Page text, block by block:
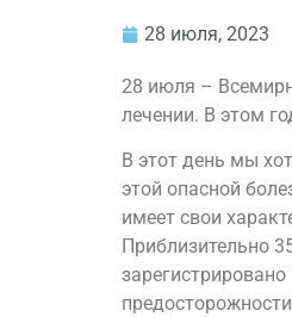
28 июля, 2023
28 июля –
лечении. В этом
В этот день мы
этой опасной
имеет свои
Приблизительно